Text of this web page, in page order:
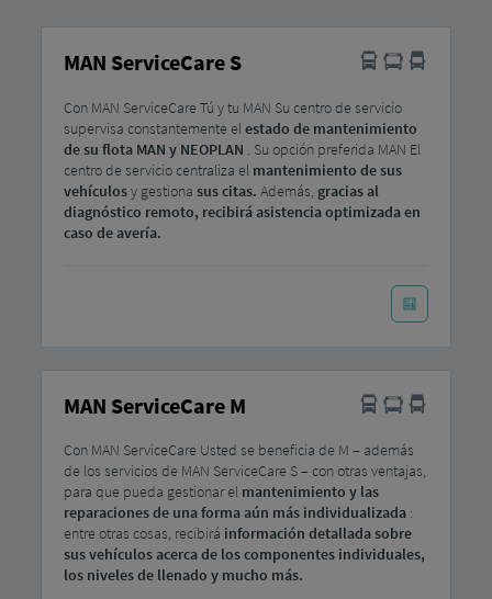
MAN ServiceCare S
Con MAN ServiceCare Tú y tu MAN Su centro de servicio
supervisa constantemente elestado de mantenimiento
de su flota MAN y NEOPLAN . Su opción preferida MAN El
centro de servicio centraliza el mantenimiento de sus
vehículosy gestiona sus citas. Además, gracias al
diagnóstico remoto, recibirá asistencia optimizada en
caso de avería.
MAN ServiceCare M
Con MAN ServiceCare Usted se beneficia de M – además
de los servicios de MAN ServiceCare S – con otras ventajas,
para que pueda gestionar el mantenimiento y las
reparaciones de una forma aún más individualizada:
entre otras cosas, recibirá información detallada sobre
sus vehículos acerca de los componentes individuales,
los niveles de llenado y mucho más.